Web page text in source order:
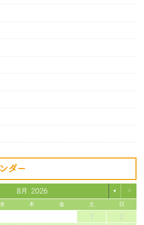
ダー
8月 2026 ▼ >
水 木 金 土 日
1
2